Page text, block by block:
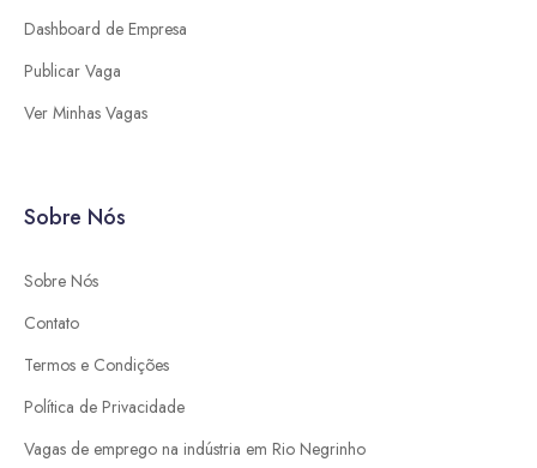
Dashboard de Empresa
Publicar Vaga
Ver Minhas Vagas
Sobre Nós
Sobre Nós
Contato
Termos e Condições
Política de Privacidade
Vagas de emprego na indústria em Rio Negrinho